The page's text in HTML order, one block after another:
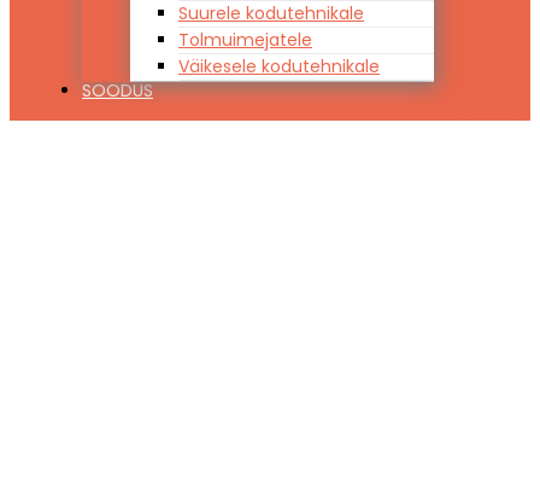
Suurele kodutehnikale
Tolmuimejatele
Väikesele kodutehnikale
SOODUS